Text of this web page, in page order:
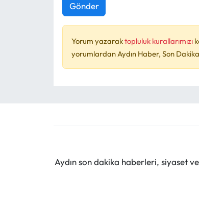
Gönder
Yorum yazaraktopluluk kurallarımızı
yorumlardan Aydın Haber, Son
Aydın son dakika haberleri, siyaset